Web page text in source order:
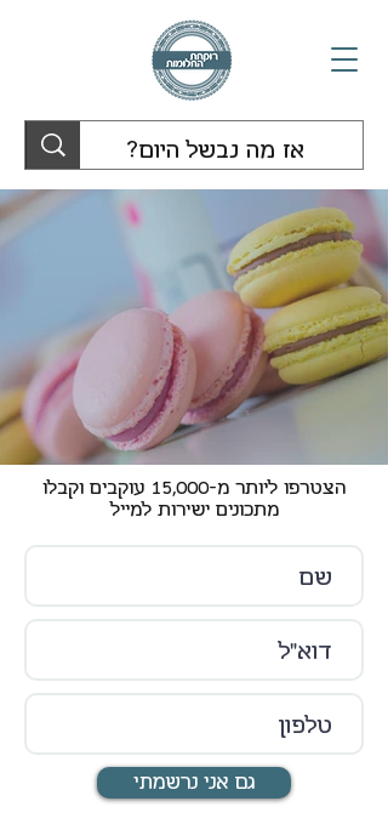
הצטרפו ליותר מ-15,000 עוקבים וקבלו
מתכונים ישירות למייל
גם אני נרשמתי